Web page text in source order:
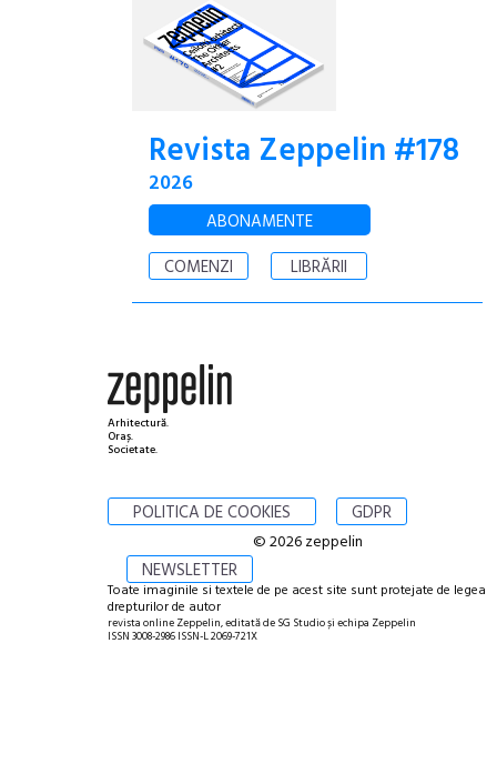
Revista Zeppelin #178
2026
ABONAMENTE
COMENZI
LIBRĂRII
Arhitectură.
Oraș.
Societate.
POLITICA DE COOKIES GDPR
NEWSLETTER
© 2026 zeppelin
Toate imaginile si textele de pe acest site sunt protejate de legea
drepturilor de autor
revista online Zeppelin, editată de SG Studio și echipa Zeppelin
ISSN 3008-2986 ISSN-L 2069-721X